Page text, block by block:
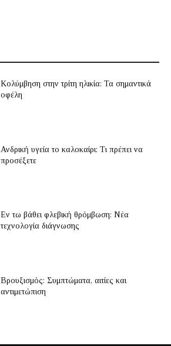
Κολύμβηση στην τρίτη ηλικία: Τα σημαντικά
οφέλη
Ανδρική υγεία το καλοκαίρι: Τι πρέπει να
προσέξετε
Εν τω βάθει φλεβική θρόμβωση: Νέα
τεχνολογία διάγνωσης
Βρουξισμός: Συμπτώματα, αιτίες και
αντιμετώπιση